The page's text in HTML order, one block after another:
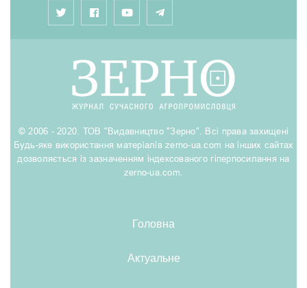
© 2006 - 2020. ТОВ "Видавництво "Зерно". Всі права захищені
Будь-яке використання матеріалів zerno-ua.com на інших сайтах
дозволяється із зазначенням індексованого гіперпосилання на
zerno-ua.com.
Головна
Актуальне